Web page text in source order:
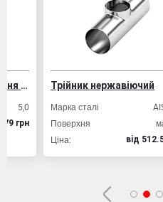
Трійник нержавіючий
Марка сталі
AISI 316
Поверхня
матова
вiд 512.50 грн